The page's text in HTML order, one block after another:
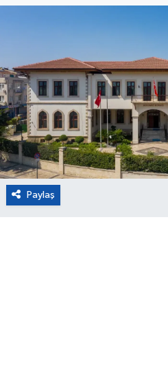
Paylaş
Sağlık
Magazin
Turizm
Çevre
Kültür ve Sanat